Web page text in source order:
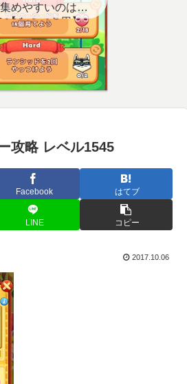
めやすいのはど
【クエスト用】
攻略 レベル1545
Facebook はてブ
LINE コピー
2017.10.06